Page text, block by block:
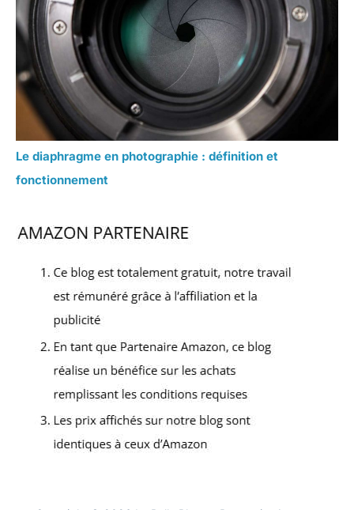
Le diaphragme en photographie : définition et
fonctionnement